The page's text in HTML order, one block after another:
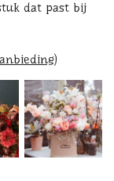
dat past bij